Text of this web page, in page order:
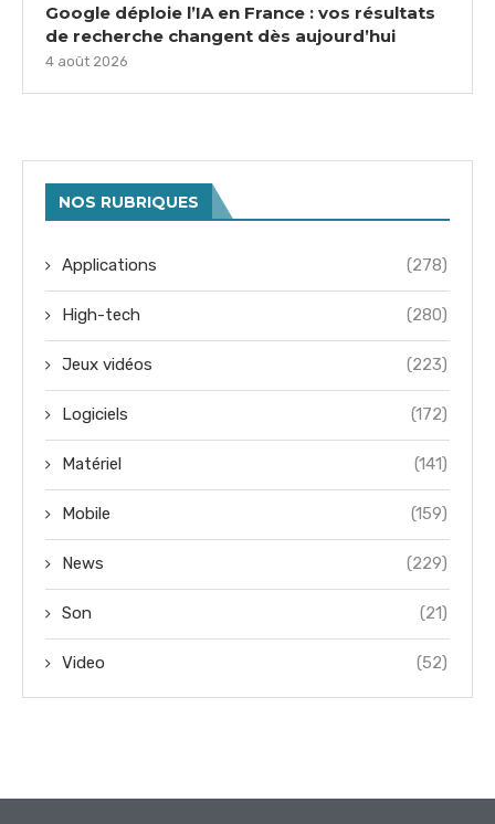
Google déploie l’IA en France : vos résultats
de recherche changent dès aujourd’hui
4 août 2026
NOS RUBRIQUES
Applications (278)
High-tech (280)
Jeux vidéos (223)
Logiciels (172)
Matériel (141)
Mobile (159)
News (229)
Son (21)
Video (52)